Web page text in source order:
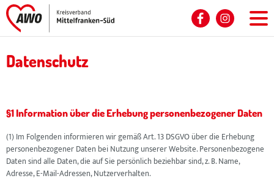
Ausbildung
FSJ & BFD
Datenschutz
§1 Information über die Erhebung personenbezogener Daten
(1) Im Folgenden informieren wir gemäß Art. 13 DSGVO über die Erhebung
personenbezogener Daten bei Nutzung unserer Website. Personenbezogene
Daten sind alle Daten, die auf Sie persönlich beziehbar sind, z. B. Name,
Adresse, E-Mail-Adressen, Nutzerverhalten.